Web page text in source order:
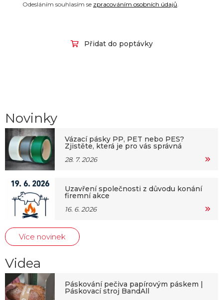
Odesláním souhlasím se zpracováním osobních údajů.
Přidat do poptávky
Novinky
Vázací pásky PP, PET nebo PES?
Zjistěte, která je pro vás správná
28. 7. 2026
Uzavření společnosti z důvodu konání
firemní akce
16. 6. 2026
Více novinek
Videa
Páskování pečiva papírovým páskem |
Páskovací stroj BandAll